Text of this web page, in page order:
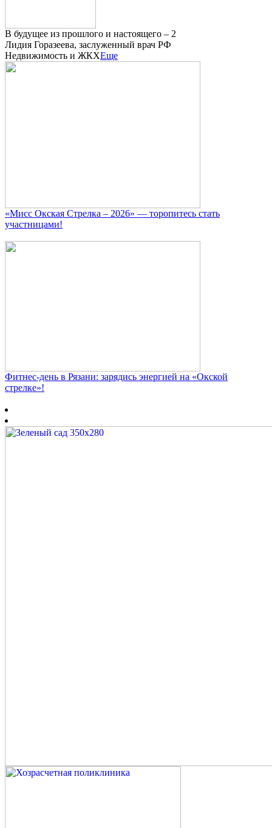
В будущее из прошлого и настоящего – 2
Лидия Горазеева, заслуженный врач РФ
Недвижимость и ЖКХЕще
«Мисс Окская Стрелка – 2026» — торопитесь стать
участницами!
Фитнес‑день в Рязани: зарядись энергией на «Окской
стрелке»!